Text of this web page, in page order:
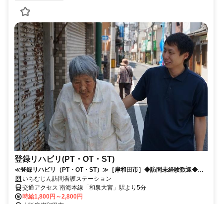
登録リハビリ(PT・OT・ST)
≪登録リハビリ（PT・OT・ST）≫［岸和田市］◆訪問未経験歓迎◆時
間・曜日・シフトが選べる仕事
いちむじん訪問看護ステーション
交通アクセス 南海本線「和泉大宮」駅より5分
時給1,800円～2,800円